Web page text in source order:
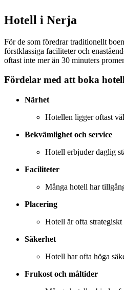
Hotell i Nerja
För de som föredrar traditionellt
förstklassiga faciliteter och
oftast inte mer än 30 minuters
Fördelar med att boka
Närhet
Hotellen ligger oftast
Bekvämlighet och service
Hotell erbjuder daglig
Faciliteter
Många hotell har
Placering
Hotell är ofta
Säkerhet
Hotell har ofta höga
Frukost och måltider